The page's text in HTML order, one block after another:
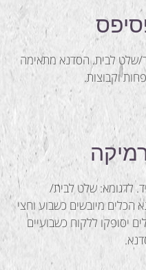
שלט לבית. הסדנא מתאימה
וקבוצות.
לדגומא: שלט לבית/
מיובשים כשבוע וחצי
יסופקו ללקוח כשבועיים